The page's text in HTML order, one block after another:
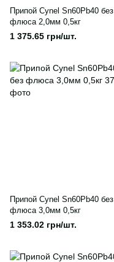
Припой Cynel Sn60Pb40 без
флюса 2,0мм 0,5кг
1 375.65 грн/шт.
Припой Cynel Sn60Pb40 без
флюса 3,0мм 0,5кг
1 353.02 грн/шт.